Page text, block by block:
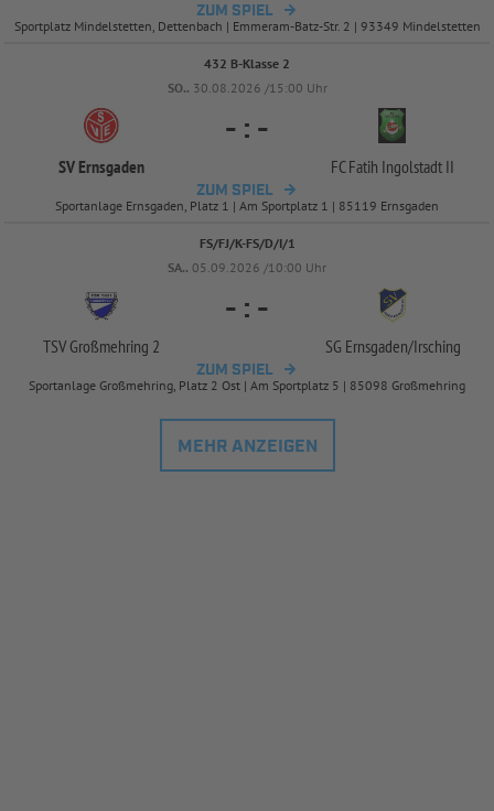
ZUM SPIEL
Sportplatz Mindelstetten, Dettenbach | Emmeram-Batz-Str. 2 | 93349 Mindelstetten
432 B-Klasse 2
SO.. 30.08.2026 /15:00 Uhr
SV Ernsgaden
- : -
FC Fatih Ingolstadt II
ZUM SPIEL
Sportanlage Ernsgaden, Platz 1 | Am Sportplatz 1 | 85119 Ernsgaden
FS/FJ/K-FS/D/I/1
SA.. 05.09.2026 /10:00 Uhr
TSV Großmehring 2
- : -
SG Ernsgaden/Irsching
ZUM SPIEL
Sportanlage Großmehring, Platz 2 Ost | Am Sportplatz 5 | 85098 Großmehring
MEHR ANZEIGEN